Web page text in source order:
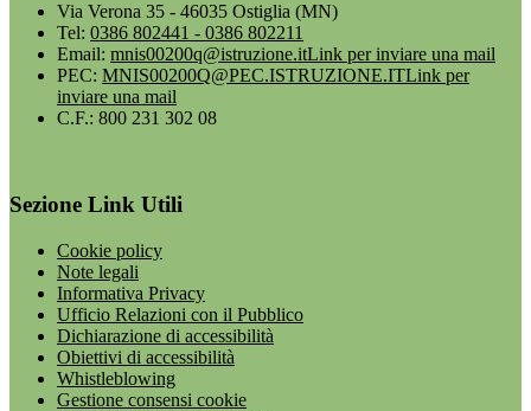
Via Verona 35 - 46035 Ostiglia (MN)
Tel: 0386 802441 - 0386 802211
Email: mnis00200q@istruzione.itLink per inviare una mail
PEC: MNIS00200Q@PEC.ISTRUZIONE.ITLink per
inviare una mail
C.F.: 800 231 302 08
Sezione Link Utili
Cookie policy
Note legali
Informativa Privacy
Ufficio Relazioni con il Pubblico
Dichiarazione di accessibilità
Obiettivi di accessibilità
Whistleblowing
Gestione consensi cookie